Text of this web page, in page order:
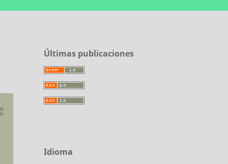
Últimas publicaciones
Idioma